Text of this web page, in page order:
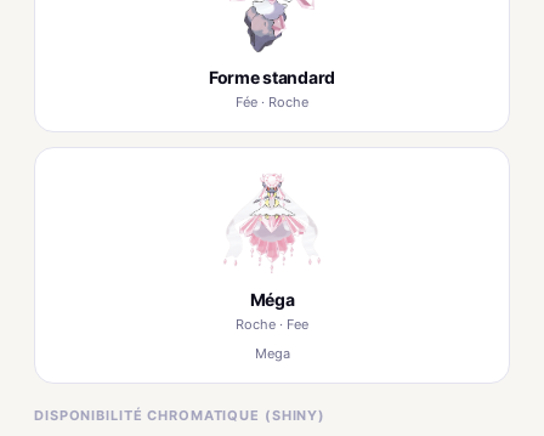
Forme standard
Fée · Roche
Méga
Roche · Fee
Mega
DISPONIBILITÉ CHROMATIQUE (SHINY)